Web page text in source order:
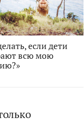
если дети
всю мою